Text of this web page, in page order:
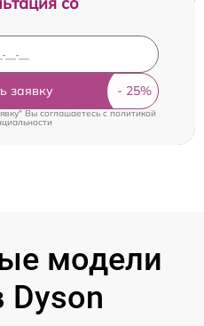
заявку
Вы соглашаетесь c политикой
модели